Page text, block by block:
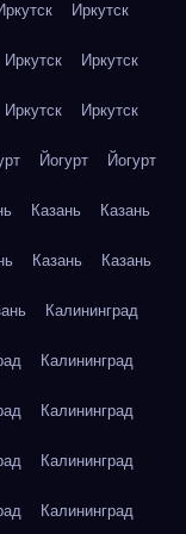
Иркутск
Иркутск Иркутск
Иркутск Иркутск
Йогурт Йогурт
Казань Казань
Казань Казань
Калининград
Калининград
Калининград
Калининград
Калининград